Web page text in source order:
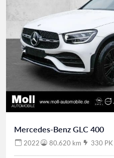
Mercedes-Benz GLC 400
2022 80.620 km 330 PK